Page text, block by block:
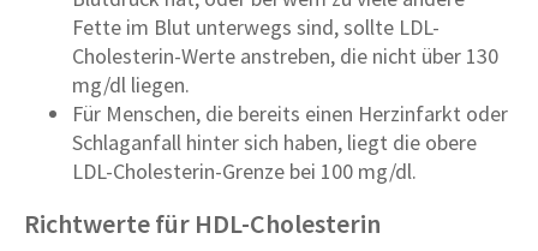
Fette im Blut unterwegs sind, sollte LDL-
Cholesterin-Werte anstreben, die nicht über 130
mg/dl liegen.
Für Menschen, die bereits einen Herzinfarkt oder
Schlaganfall hinter sich haben, liegt die obere
LDL-Cholesterin-Grenze bei 100 mg/dl.
Richtwerte für HDL-Cholesterin